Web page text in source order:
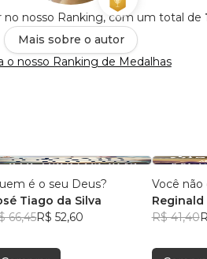
no nosso Ranking, com um total de
Mais sobre o autor
o nosso Ranking de Medalhas
é o seu Deus?
Tiago da Silva
66,45R$ 52,60
Você não
Reginald
R$ 41,40